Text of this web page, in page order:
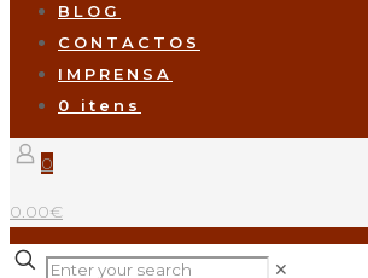
BLOG
CONTACTOS
IMPRENSA
0 itens
0
0.00€
✕